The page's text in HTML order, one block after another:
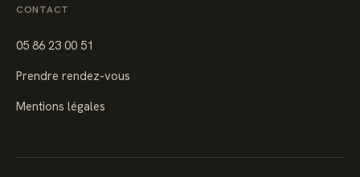
CONTACT
05 86 23 00 51
Prendre rendez-vous
Mentions légales